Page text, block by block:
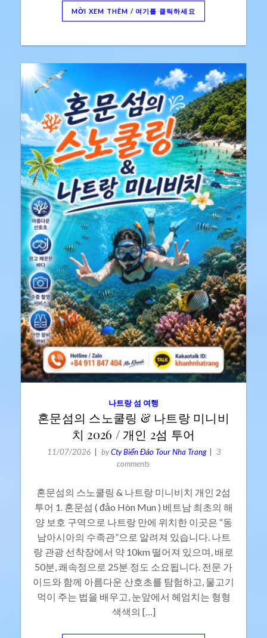
MỜI XEM THÊM / 여기를 클릭하세요
나트랑 섬 여행
혼문섬의 스노쿨링 & 나트랑 미니비
치 2026 / 개인 2섬 투어
11/07/2026 byCty Biển Đảo Tour Nha Trang
3
comments
혼문섬의 스노쿨링 & 나트랑 미니비치 개인 2섬
투어 1. 혼문섬 ( đảo Hòn Mun ) 베트남 최초의 해
양 보호 구역으로 나트랑 만에 위치한 이곳은 “동
남아시아의 수족관”으로 알려져 있습니다. 나트
랑 관광 선착장에서 약 10km 떨어져 있으며, 배로
50분, 쾌속정으로 25분 정도 소요됩니다. 전문 가
이드와 함께 아름다운 산호초를 탐험하고, 물고기
먹이 주는 법을 배우고, 눈앞에서 헤엄치는 형형
색색의 […]